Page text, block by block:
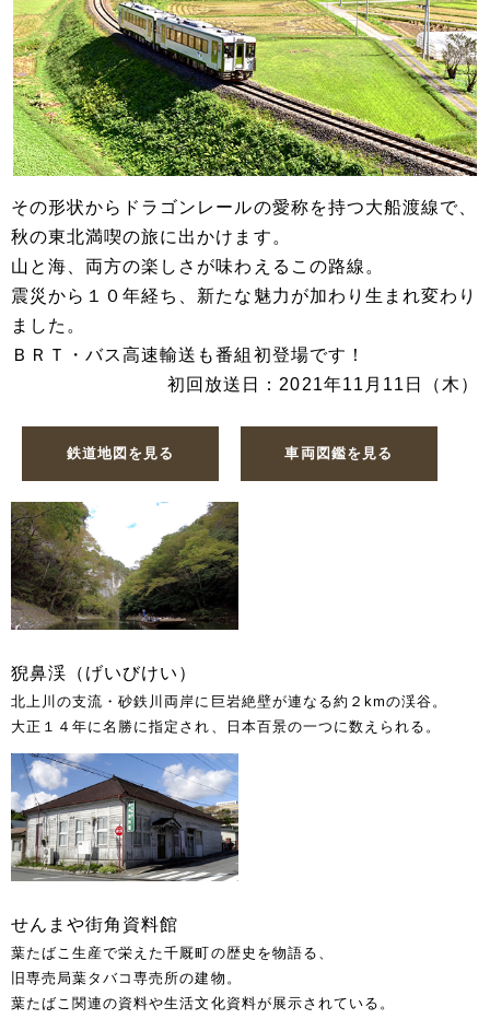
その形状からドラゴンレールの愛称を持つ大船渡線で、
秋の東北満喫の旅に出かけます。
山と海、両方の楽しさが味わえるこの路線。
震災から１０年経ち、新たな魅力が加わり生まれ変わり
ました。
ＢＲＴ・バス高速輸送も番組初登場です！
初回放送日：2021年11月11日（木）
鉄道地図を見る 車両図鑑を見る
猊鼻渓（げいびけい）
北上川の支流・砂鉄川両岸に巨岩絶壁が連なる約２kmの渓谷。
大正１４年に名勝に指定され、日本百景の一つに数えられる。
せんまや街角資料館
葉たばこ生産で栄えた千厩町の歴史を物語る、
旧専売局葉タバコ専売所の建物。
葉たばこ関連の資料や生活文化資料が展示されている。